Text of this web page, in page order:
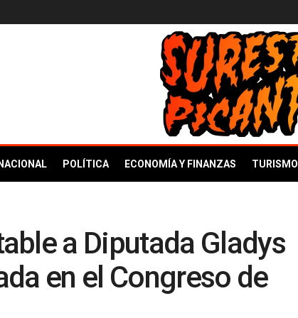
POLÍTICA ECONOMÍA Y FINANZAS TURISMO
a Diputada Gladys
en el Congreso de